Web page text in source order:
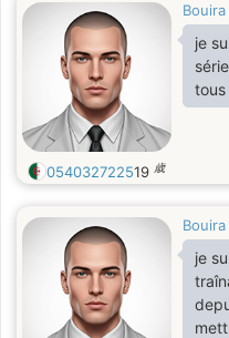
Bouira
je
tous
054032722519 歳
Bouira
je